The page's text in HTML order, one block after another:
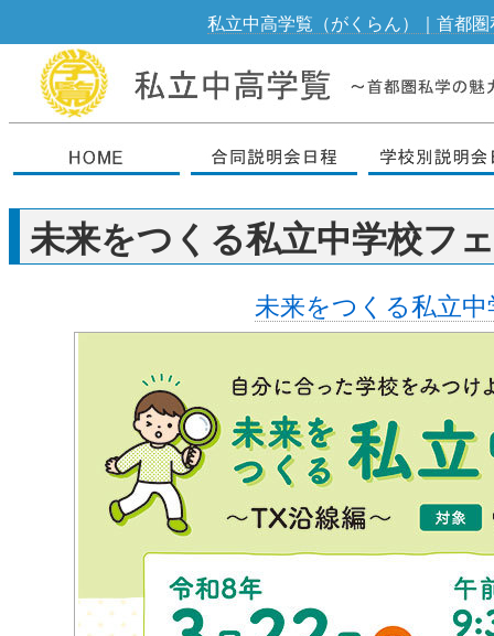
私立中高学覧（がくらん）｜首都
未来をつくる私立中学校フ
未来をつくる私立